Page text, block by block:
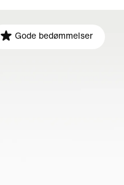
Gode bedømmelser